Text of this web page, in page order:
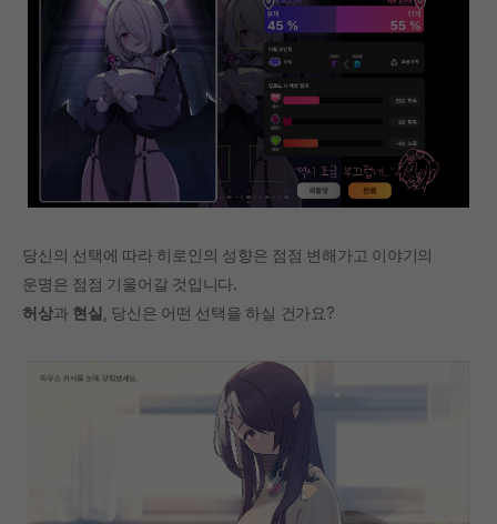
당신의 선택에 따라 히로인의 성향은 점점 변해가고 이야기의
운명은 점점 기울어갈 것입니다.
허상과 현실 , 당신은 어떤 선택을 하실 건가요?